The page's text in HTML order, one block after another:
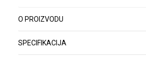
O PROIZVODU
SPECIFIKACIJA